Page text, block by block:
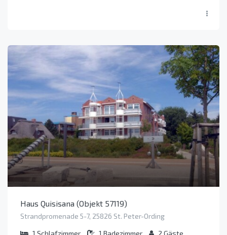
Haus Quisisana (Objekt 57119)
Strandpromenade 5-7, 25826 St. Peter-Ording
1 Schlafzimmer 1 Badezimmer 2 Gäste